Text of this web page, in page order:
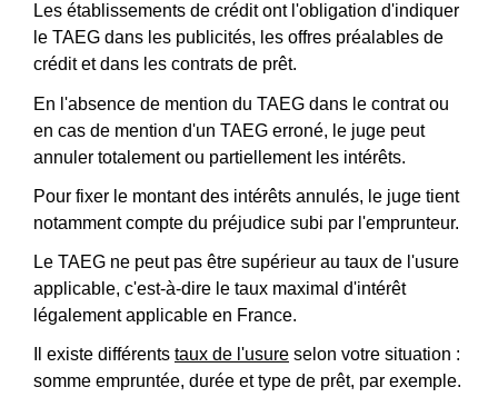
Les établissements de crédit ont l'obligation d'indiquer
le TAEG dans les publicités, les offres préalables de
crédit et dans les contrats de prêt.
En l'absence de mention du TAEG dans le contrat ou
en cas de mention d'un TAEG erroné, le juge peut
annuler totalement ou partiellement les intérêts.
Pour fixer le montant des intérêts annulés, le juge tient
notamment compte du préjudice subi par l'emprunteur.
Le TAEG ne peut pas être supérieur au taux de l'usure
applicable, c'est-à-dire le taux maximal d'intérêt
légalement applicable en France.
Il existe différents taux de l'usure selon votre situation :
somme empruntée, durée et type de prêt, par exemple.